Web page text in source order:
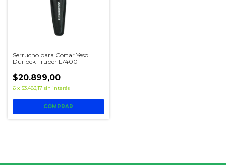
Serrucho para Cortar Yeso
Durlock Truper L7400
$20.899,00
6 x $3.483,17 sin interés